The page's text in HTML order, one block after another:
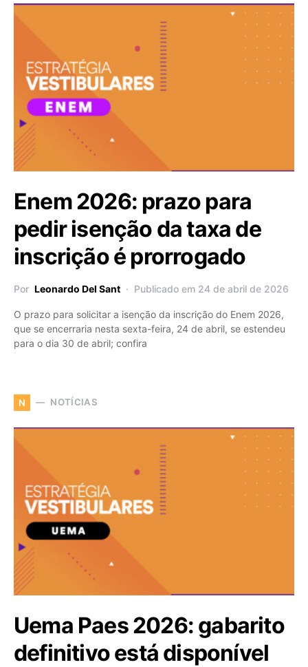
Enem 2026: prazo para
pedir isenção da taxa de
inscrição é prorrogado
Por Leonardo Del Sant Publicado em 24 de abril de 2026
O prazo para solicitar a isenção da inscrição do Enem 2026,
que se encerraria nesta sexta-feira, 24 de abril, se estendeu
para o dia 30 de abril; confira
N NOTÍCIAS
Uema Paes 2026: gabarito
definitivo está disponível